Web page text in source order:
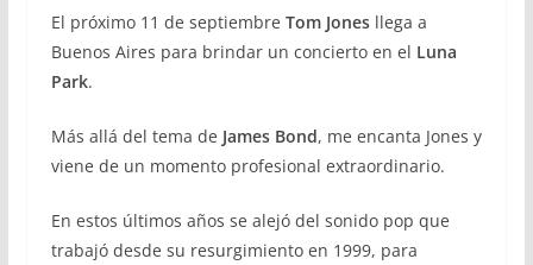
El próximo 11 de septiembre Tom Jonesllega a
Buenos Aires para brindar un concierto en el Luna
Park.
Más allá del tema de James Bond, me encanta Jones y
viene de un momento profesional extraordinario.
En estos últimos años se alejó del sonido pop que
trabajó desde su resurgimiento en 1999, para